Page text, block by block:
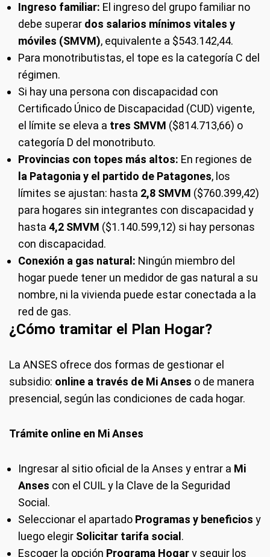
Ingreso familiar: El ingreso del grupo familiar no
debe superar dos salarios mínimos vitales y
móviles (SMVM), equivalente a $543.142,44.
Para monotributistas, el tope es la categoría C del
régimen.
Si hay una persona con discapacidad con
Certificado Único de Discapacidad (CUD) vigente,
el límite se eleva a tres SMVM ($814.713,66) o
categoría D del monotributo.
Provincias con topes más altos: En regiones de
la Patagonia y el partido de Patagones, los
límites se ajustan: hasta 2,8 SMVM ($760.399,42)
para hogares sin integrantes con discapacidad y
hasta 4,2 SMVM ($1.140.599,12) si hay personas
con discapacidad.
Conexión a gas natural: Ningún miembro del
hogar puede tener un medidor de gas natural a su
nombre, ni la vivienda puede estar conectada a la
red de gas.
¿Cómo tramitar el Plan Hogar?
La ANSES ofrece dos formas de gestionar el
subsidio: online a través de Mi Anses o de manera
presencial, según las condiciones de cada hogar.
Trámite online en Mi Anses
Ingresar al sitio oficial de la Anses y entrar a Mi
Anses con el CUIL y la Clave de la Seguridad
Social.
Seleccionar el apartado Programas y beneficios y
luego elegir Solicitar tarifa social .
Escoger la opción Programa Hogary seguir los